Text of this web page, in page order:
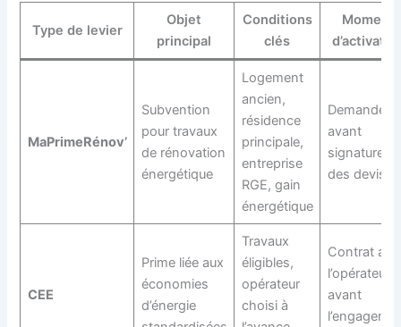
Type de levier
Objet
principal
Conditions
clés
Moment
MaPrimeRénov’
Subvention
pour travaux
de rénovation
énergétique
Logement
ancien,
résidence
principale,
entreprise
RGE, gain
énergétique
Demande
avant
signature
des devis
CEE
Prime liée aux
économies
d’énergie
Travaux
éligibles,
opérateur
choisi à
Contrat
l’opérateur
avant